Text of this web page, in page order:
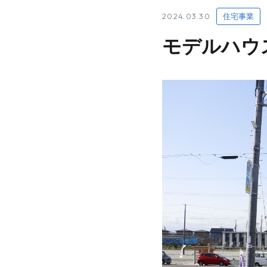
2024.03.30 住宅事業
モデルハ